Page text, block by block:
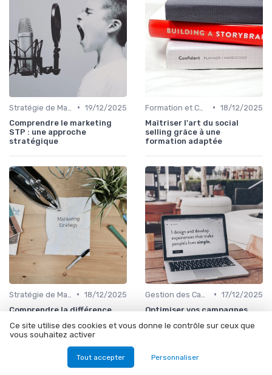
• 19/12/2025
Comprendre le marketing
STP : une approche
stratégique
• 18/12/2025
Maîtriser l'art du social
selling grâce à une
formation adaptée
• 18/12/2025
Comprendre la différence
communication dans le
monde numérique
• 17/12/2025
Optimiser vos campagnes
en publicité Google à
Ce site utilise des cookies et vous donne le contrôle sur ceux que
vous souhaitez activer
Tout accepter Personnaliser